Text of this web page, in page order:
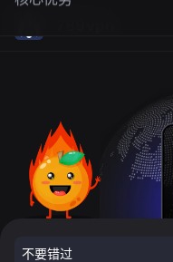
不要错过